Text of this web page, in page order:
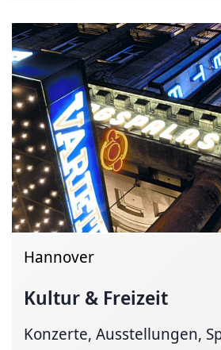
Hannover
Kultur & Freizeit
Konzerte, Ausstellungen,